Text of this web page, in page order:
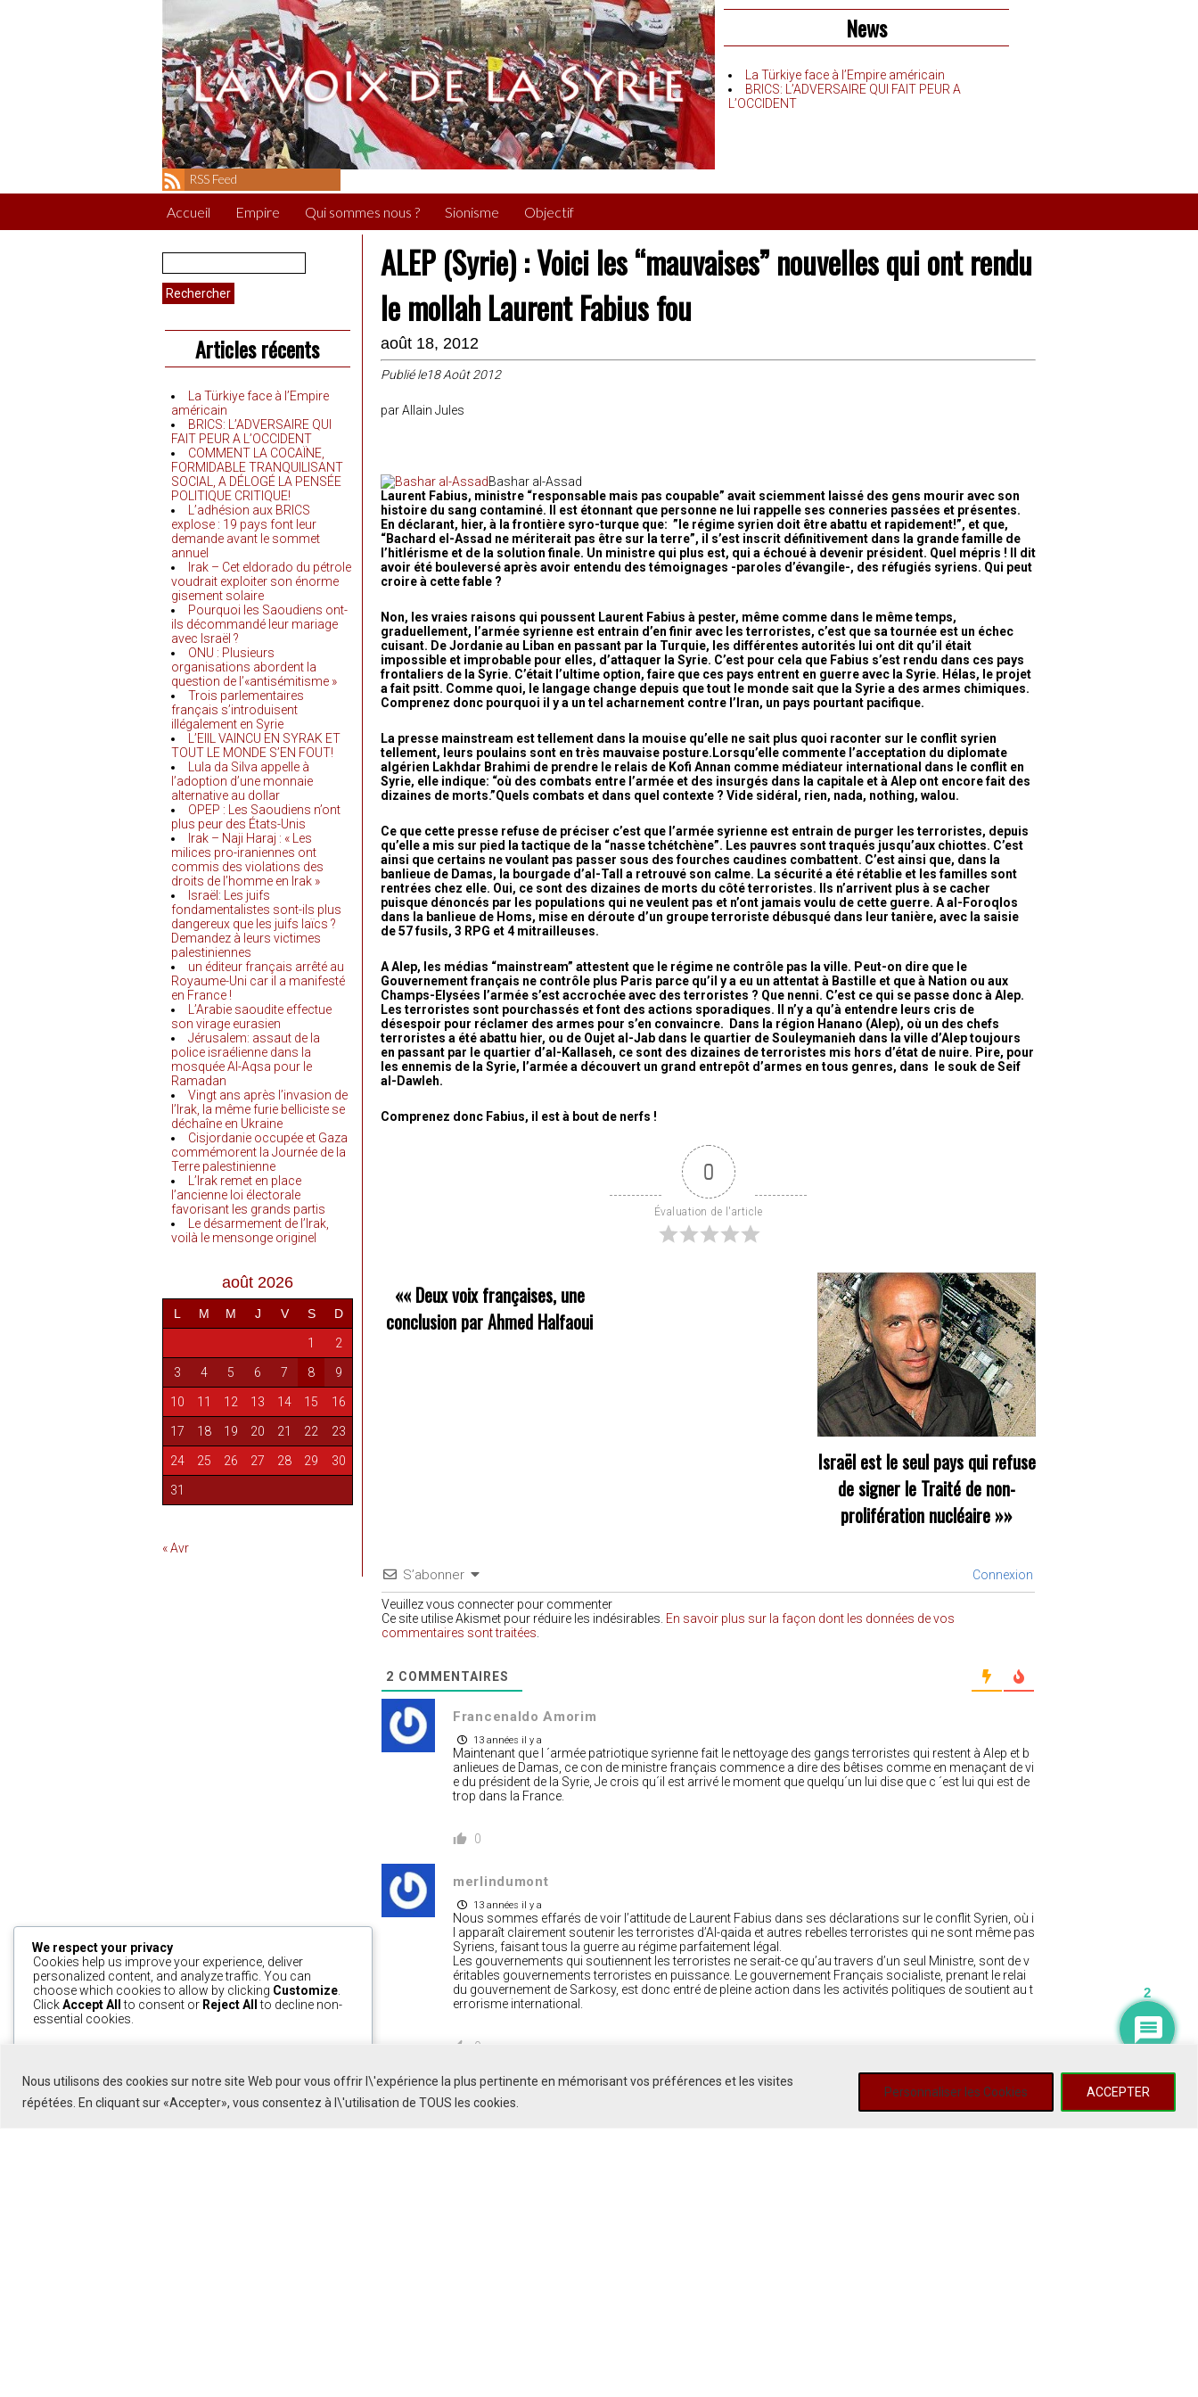
Nous utilisons des cookies sur notre site Web pour vous offrir l\'expérience la plus pertinente en mémorisant vos préférences et les visites
répétées. En cliquant sur «Accepter», vous consentez à l\'utilisation de TOUS les cookies.
Personnaliser les Cookies ACCEPTER
News
La Türkiye face à l’Empire américain
BRICS: L’ADVERSAIRE QUI FAIT PEUR A
L’OCCIDENT
RSS Feed
Accueil Empire Qui sommes nous ? Sionisme Objectif
Rechercher :
Articles récents
La Türkiye face à l’Empire
américain
BRICS: L’ADVERSAIRE QUI
FAIT PEUR A L’OCCIDENT
COMMENT LA COCAÏNE,
FORMIDABLE TRANQUILISANT
SOCIAL, A DÉLOGÉ LA PENSÉE
POLITIQUE CRITIQUE!
L’adhésion aux BRICS
explose : 19 pays font leur
demande avant le sommet
annuel
Irak – Cet eldorado du pétrole
voudrait exploiter son énorme
gisement solaire
Pourquoi les Saoudiens ont-
ils décommandé leur mariage
avec Israël ?
ONU : Plusieurs
organisations abordent la
question de l’«antisémitisme »
Trois parlementaires
français s’introduisent
illégalement en Syrie
L’EIIL VAINCU EN SYRAK ET
TOUT LE MONDE S’EN FOUT!
Lula da Silva appelle à
l’adoption d’une monnaie
alternative au dollar
OPEP : Les Saoudiens n’ont
plus peur des États-Unis
Irak – Naji Haraj : « Les
milices pro-iraniennes ont
commis des violations des
droits de l’homme en Irak »
Israël: Les juifs
fondamentalistes sont-ils plus
dangereux que les juifs laïcs ?
Demandez à leurs victimes
palestiniennes
un éditeur français arrêté au
Royaume-Uni car il a manifesté
en France !
L’Arabie saoudite effectue
son virage eurasien
Jérusalem: assaut de la
police israélienne dans la
mosquée Al-Aqsa pour le
Ramadan
Vingt ans après l’invasion de
l’Irak, la même furie belliciste se
déchaîne en Ukraine
Cisjordanie occupée et Gaza
commémorent la Journée de la
Terre palestinienne
L’Irak remet en place
l’ancienne loi électorale
favorisant les grands partis
Le désarmement de l’Irak,
voilà le mensonge originel
août 2026
L M M J V S D
1 2
3 4 5 6 7 8 9
10 11 12 13 14 15 16
17 18 19 20 21 22 23
24 25 26 27 28 29 30
31
« Avr
ALEP (Syrie) : Voici les “mauvaises” nouvelles qui ont rendu
le mollah Laurent Fabius fou
août 18, 2012
Publié le18 Août 2012
par Allain Jules
Bashar al-Assad
Laurent Fabius, ministre “responsable mais pas coupable” avait sciemment laissé des gens mourir avec son
histoire du sang contaminé. Il est étonnant que personne ne lui rappelle ses conneries passées et présentes.
En déclarant, hier, à la frontière syro-turque que: ”le régime syrien doit être abattu et rapidement!”, et que,
“Bachard el-Assad ne mériterait pas être sur la terre”, il s’est inscrit définitivement dans la grande famille de
l’hitlérisme et de la solution finale. Un ministre qui plus est, qui a échoué à devenir président. Quel mépris ! Il dit
avoir été bouleversé après avoir entendu des témoignages -paroles d’évangile-, des réfugiés syriens. Qui peut
croire à cette fable ?
Non, les vraies raisons qui poussent Laurent Fabius à pester, même comme dans le même temps,
graduellement, l’armée syrienne est entrain d’en finir avec les terroristes, c’est que sa tournée est un échec
cuisant. De Jordanie au Liban en passant par la Turquie, les différentes autorités lui ont dit qu’il était
impossible et improbable pour elles, d’attaquer la Syrie. C’est pour cela que Fabius s’est rendu dans ces pays
frontaliers de la Syrie. C’était l’ultime option, faire que ces pays entrent en guerre avec la Syrie. Hélas, le projet
a fait psitt. Comme quoi, le langage change depuis que tout le monde sait que la Syrie a des armes chimiques.
Comprenez donc pourquoi il y a un tel acharnement contre l’Iran, un pays pourtant pacifique.
La presse mainstream est tellement dans la mouise qu’elle ne sait plus quoi raconter sur le conflit syrien
tellement, leurs poulains sont en très mauvaise posture.Lorsqu’elle commente l’acceptation du diplomate
algérien Lakhdar Brahimi de prendre le relais de Kofi Annan comme médiateur international dans le conflit en
Syrie, elle indique: “où des combats entre l’armée et des insurgés dans la capitale et à Alep ont encore fait des
dizaines de morts.”Quels combats et dans quel contexte ? Vide sidéral, rien, nada, nothing, walou.
Ce que cette presse refuse de préciser c’est que l’armée syrienne est entrain de purger les terroristes, depuis
qu’elle a mis sur pied la tactique de la “nasse tchétchène”. Les pauvres sont traqués jusqu’aux chiottes. C’est
ainsi que certains ne voulant pas passer sous des fourches caudines combattent. C’est ainsi que, dans la
banlieue de Damas, la bourgade d’al-Tall a retrouvé son calme. La sécurité a été rétablie et les familles sont
rentrées chez elle. Oui, ce sont des dizaines de morts du côté terroristes. Ils n’arrivent plus à se cacher
puisque dénoncés par les populations qui ne veulent pas et n’ont jamais voulu de cette guerre. A al-Foroqlos
dans la banlieue de Homs, mise en déroute d’un groupe terroriste débusqué dans leur tanière, avec la saisie
de 57 fusils, 3 RPG et 4 mitrailleuses.
A Alep, les médias “mainstream” attestent que le régime ne contrôle pas la ville. Peut-on dire que le
Gouvernement français ne contrôle plus Paris parce qu’il y a eu un attentat à Bastille et que à Nation ou aux
Champs-Elysées l’armée s’est accrochée avec des terroristes ? Que nenni. C’est ce qui se passe donc à Alep.
Les terroristes sont pourchassés et font des actions sporadiques. Il n’y a qu’à entendre leurs cris de
désespoir pour réclamer des armes pour s’en convaincre. Dans la région Hanano (Alep), où un des chefs
terroristes a été abattu hier, ou de Oujet al-Jab dans le quartier de Souleymanieh dans la ville d’Alep toujours
en passant par le quartier d’al-Kallaseh, ce sont des dizaines de terroristes mis hors d’état de nuire. Pire, pour
les ennemis de la Syrie, l’armée a découvert un grand entrepôt d’armes en tous genres, dans
le souk de Seif
al-Dawleh.
Comprenez donc Fabius, il est à bout de nerfs !
0
Évaluation de l'article
«« Deux voix françaises, une
conclusion par Ahmed Halfaoui
Israël est le seul pays qui refuse
de signer le Traité de non-
prolifération nucléaire »»
S’abonner Connexion
Veuillez vous connecter pour commenter
Ce site utilise Akismet pour réduire les indésirables. En savoir plus sur la façon dont les données de vos
commentaires sont traitées
2 COMMENTAIRES
Francenaldo Amorim
13 années il y a
Maintenant que l ´armée patriotique syrienne fait le nettoyage des gangs terroristes qui restent à Alep et b
anlieues de Damas, ce con de ministre français commence a dire des bêtises comme en menaçant de vi
e du président de la Syrie, Je crois qu´il est arrivé le moment que quelqu´un lui dise que c ´est lui qui est de
trop dans la France.
0
merlindumont
13 années il y a
Nous sommes effarés de voir l’attitude de Laurent Fabius dans ses déclarations sur le conflit Syrien, où i
l apparaît clairement soutenir les terroristes d’Al-qaida et autres rebelles terroristes qui ne sont même pas
Syriens, faisant tous la guerre au régime parfaitement légal.
Les gouvernements qui soutiennent les terroristes ne serait-ce qu’au travers d’un seul Ministre, sont de v
éritables gouvernements terroristes en puissance. Le gouvernement Français socialiste, prenant le relai
du gouvernement de Sarkosy, est donc entré de pleine action dans les activités politiques de soutient au t
errorisme international.
0
We respect your privacy
Cookies help us improve your experience, deliver
personalized content, and analyze traffic. You can
choose which cookies to allow by clicking Customize
ClickAccept All to consent or Reject All
to decline non-
essential cookies.
Powered by
2